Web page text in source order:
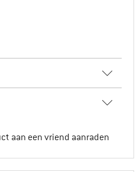
aan een vriend aanraden